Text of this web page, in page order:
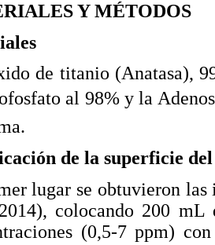
Y MÉTODOS
de titanio (Anatasa),
al 98% y la
de la superficie
lugar se obtuvieron
colocando 200
(0,5-7 ppm)